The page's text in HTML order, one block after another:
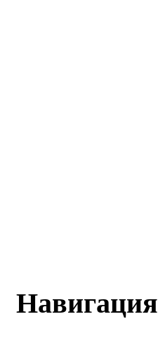
Навигация